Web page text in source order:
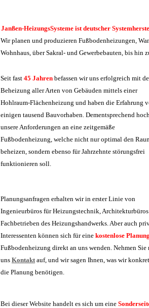
Janßen-HeizungsSysteme ist deutscher
Wir planen und produzieren Fußbodenheizungen,
Wohnhaus, über Sakral- und Gewerbebauten, bis hin
Seit fast 45 Jahren befassen wir uns erfolgreich mit
Beheizung aller Arten von Gebäuden mittels einer
Hohlraum-Flächenheizung und haben die Erfahrung
einigen tausend Bauvorhaben. Dementsprechend
unsere Anforderungen an eine zeitgemäße
Fußbodenheizung, welche nicht nur optimal den
beheizen, sondern ebenso für Jahrzehnte störungsfrei
funktionieren soll.
Planungsanfragen erhalten wir in erster Linie von
Ingenieurbüros für Heizungstechnik,
Fachbetrieben des Heizungshandwerks. Aber auch
Interessenten können sich für eine kostenlose
Fußbodenheizung direkt an uns wenden. Nehmen Sie
uns Kontaktauf, und wir sagen Ihnen, was wir
die Planung benötigen.
Bei dieser Website handelt es sich um eine